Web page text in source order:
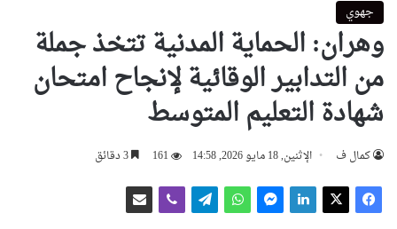
جهوي
وهران: الحماية المدنية تتخذ جملة
من التدابير الوقائية لإنجاح امتحان
شهادة التعليم المتوسط
كمال ف الإثنين, 18 مايو 2026, 14:58 161